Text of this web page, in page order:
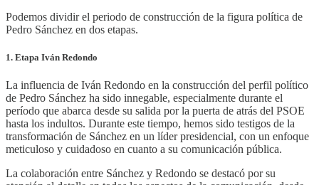
Podemos dividir el periodo de construcción de la figura política de
Pedro Sánchez en dos etapas.
1. Etapa Iván Redondo
La influencia de Iván Redondo en la construcción del perfil político
de Pedro Sánchez ha sido innegable, especialmente durante el
período que abarca desde su salida por la puerta de atrás del PSOE
hasta los indultos. Durante este tiempo, hemos sido testigos de la
transformación de Sánchez en un líder presidencial, con un enfoque
meticuloso y cuidadoso en cuanto a su comunicación pública.
La colaboración entre Sánchez y Redondo se destacó por su